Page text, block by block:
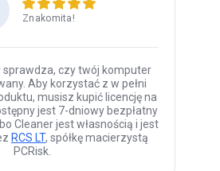
Znakomita!
sprawdza, czy twój komputer
Aby korzystać z w pełni
musisz kupić licencję na
jest 7-dniowy bezpłatny
Cleaner jest własnością i jest
RCS LT, spółkę macierzystą
PCRisk.